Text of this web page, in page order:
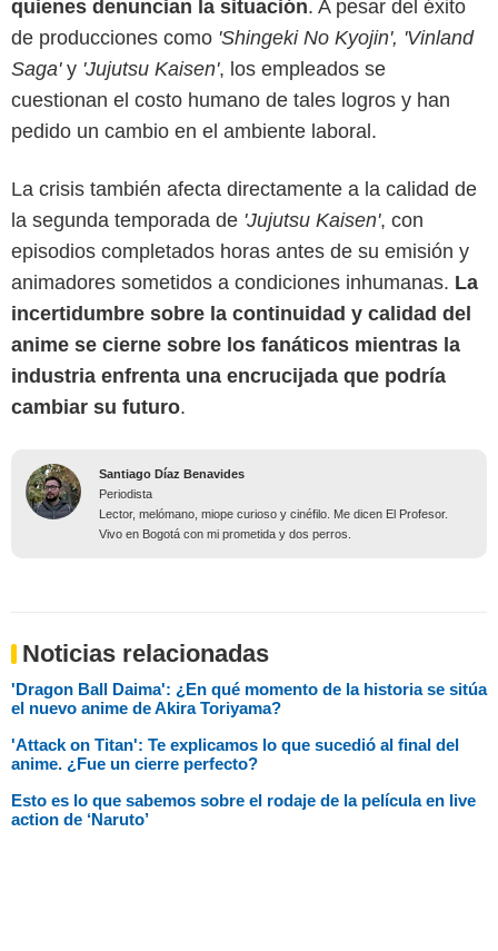
quienes denuncian la situación. A pesar del éxito
de producciones como 'Shingeki No Kyojin', 'Vinland
Saga'y 'Jujutsu Kaisen', los empleados se
cuestionan el costo humano de tales logros y han
pedido un cambio en el ambiente laboral.
La crisis también afecta directamente a la calidad de
la segunda temporada de 'Jujutsu Kaisen', con
episodios completados horas antes de su emisión y
animadores sometidos a condiciones inhumanas. La
incertidumbre sobre la continuidad y calidad del
anime se cierne sobre los fanáticos mientras la
industria enfrenta una encrucijada que podría
cambiar su futuro.
Santiago Díaz Benavides
Periodista
Lector, melómano, miope curioso y cinéfilo. Me dicen El Profesor.
Vivo en Bogotá con mi prometida y dos perros.
Noticias relacionadas
'Dragon Ball Daima': ¿En qué momento de la historia se sitúa
el nuevo anime de Akira Toriyama?
'Attack on Titan': Te explicamos lo que sucedió al final del
anime. ¿Fue un cierre perfecto?
Esto es lo que sabemos sobre el rodaje de la película en live
action de ‘Naruto’